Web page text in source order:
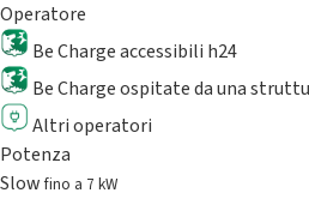
Operatore
Be Charge accessibili h24
Be Charge ospitate da una
Altri operatori
Potenza
Slowfino a 7 kW